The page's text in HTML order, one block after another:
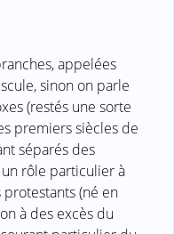
appelées
sinon on parle
(restés une sorte
premiers siècles de
séparés des
rôle particulier à
protestants (né en
à des excès du